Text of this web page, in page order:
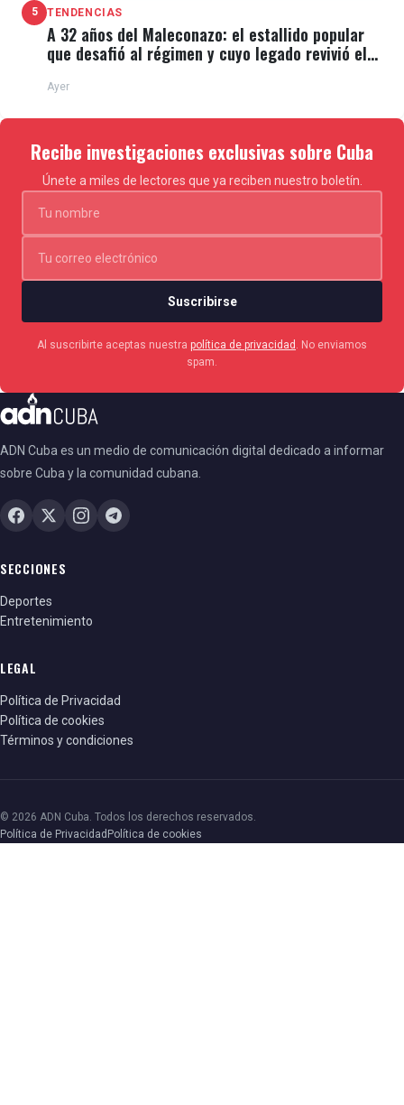
5 TENDENCIAS
A 32 años del Maleconazo: el estallido popular
que desafió al régimen y cuyo legado revivió el
Ayer
Recibe investigaciones exclusivas sobre Cuba
Únete a miles de lectores que ya reciben nuestro boletín.
Suscribirse
Al suscribirte aceptas nuestra política de privacidad
. No enviamos
spam.
ADN Cuba es un medio de comunicación digital dedicado a informar
sobre Cuba y la comunidad cubana.
SECCIONES
Deportes
Entretenimiento
LEGAL
Política de Privacidad
Política de cookies
Términos y condiciones
© 2026 ADN Cuba. Todos los derechos reservados.
Política de Privacidad Política de cookies